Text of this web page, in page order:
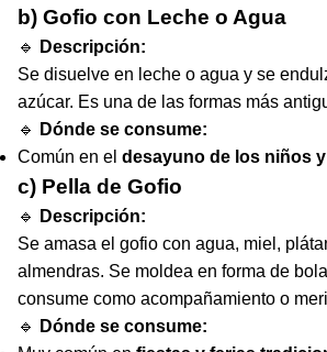
b) Gofio con Leche o Agua
🔹
Descripción:
Se disuelve en leche o agua y se
azúcar. Es una de las formas más
🔹
Dónde se consume:
Común en el desayuno de los niños
c) Pella de Gofio
🔹
Descripción:
Se amasa el gofio con agua, miel,
almendras. Se moldea en forma de
consume como acompañamiento o
🔹
Dónde se consume: